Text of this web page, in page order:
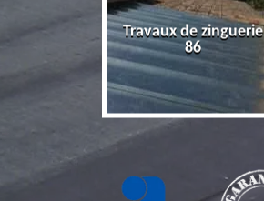
Travaux de zinguerie
86